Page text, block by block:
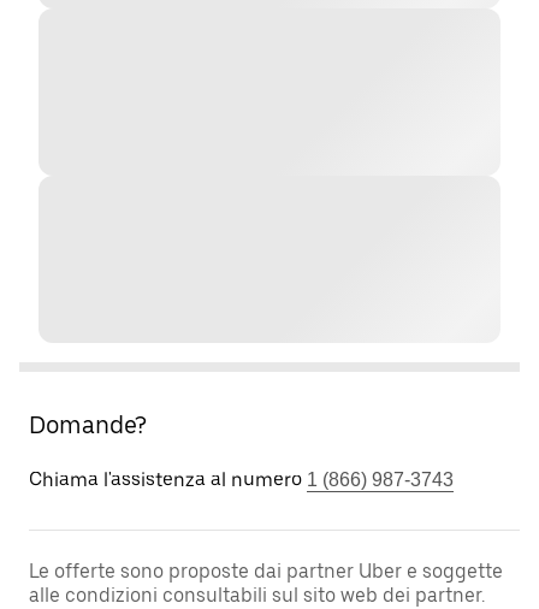
Domande?
Chiama l'assistenza al numero 1 (866) 987-3743
Le offerte sono proposte dai partner Uber e soggette
alle condizioni consultabili sul sito web dei partner.